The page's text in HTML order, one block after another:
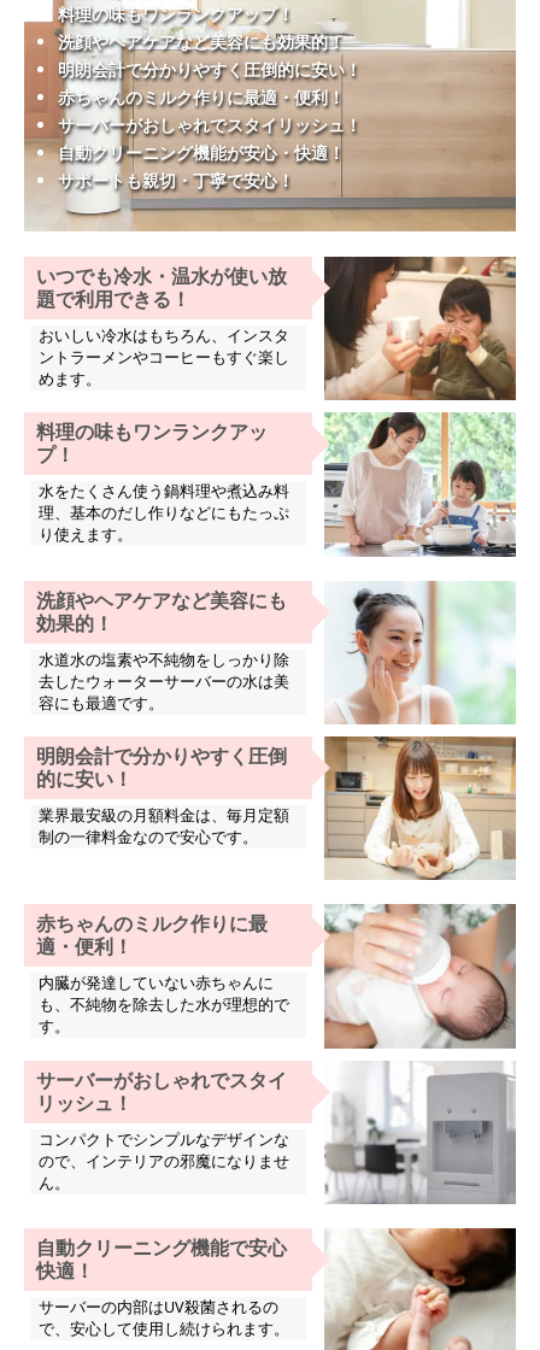
料理の味もワンランクアップ！
洗顔やヘアケアなど美容にも効果的！
明朗会計で分かりやすく圧倒的に安い！
赤ちゃんのミルク作りに最適・便利！
サーバーがおしゃれでスタイリッシュ！
自動クリーニング機能が安心・快適！
サポートも親切・丁寧で安心！
いつでも冷水・温水が使い放
題で利用できる！
おいしい冷水はもちろん、インスタ
ントラーメンやコーヒーもすぐ楽し
めます。
料理の味もワンランクアッ
プ！
水をたくさん使う鍋料理や煮込み料
理、基本のだし作りなどにもたっぷ
り使えます。
洗顔やヘアケアなど美容にも
効果的！
水道水の塩素や不純物をしっかり除
去したウォーターサーバーの水は美
容にも最適です。
明朗会計で分かりやすく圧倒
的に安い！
業界最安級の月額料金は、毎月定額
制の一律料金なので安心です。
赤ちゃんのミルク作りに最
適・便利！
内臓が発達していない赤ちゃんに
も、不純物を除去した水が理想的で
す。
サーバーがおしゃれでスタイ
リッシュ！
コンパクトでシンプルなデザインな
ので、インテリアの邪魔になりませ
ん。
自動クリーニング機能で安心
快適！
サーバーの内部はUV殺菌されるの
で、安心して使用し続けられます。